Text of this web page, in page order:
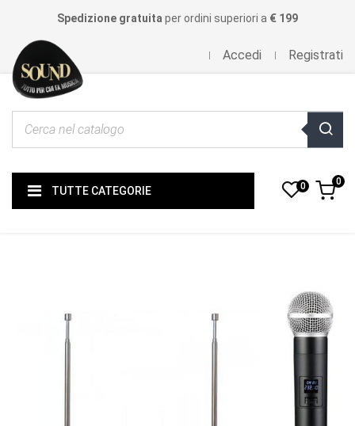
Spedizione gratuita per ordini superiori a € 199
Accedi Registrati
TUTTE CATEGORIE 0 0